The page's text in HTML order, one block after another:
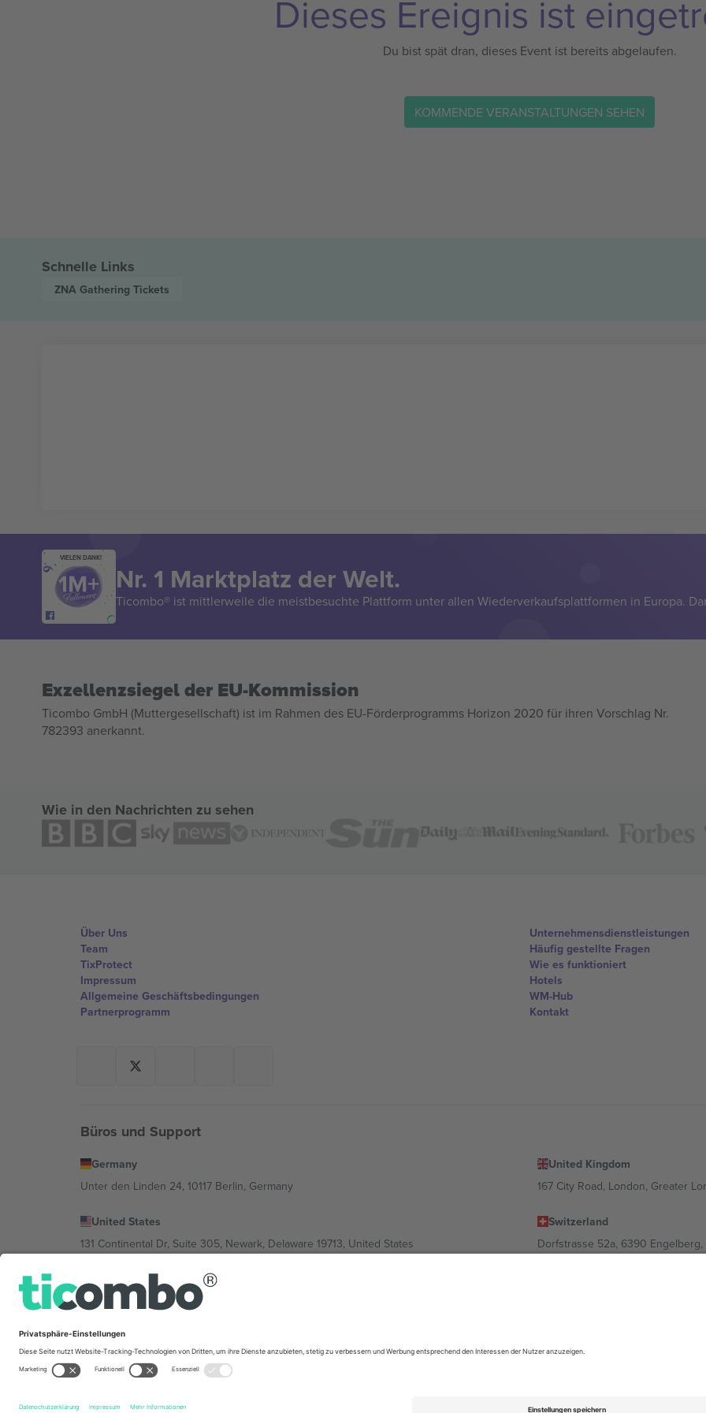
Dieses Ereignis ist
Du bist spät dran, dieses Event ist bereits abgelaufen.
KOMMENDE VERANSTALTUNGEN SEHEN
Schnelle Links
ZNA Gathering Tickets
VIELEN DANK!
Nr. 1 Marktplatz der Welt.
Ticombo® ist mittlerweile die meistbesuchte Plattform unter allen Wiederverkaufsplattformen in Europa.
Exzellenzsiegel der EU-Kommission
Ticombo GmbH (Muttergesellschaft) ist im Rahmen des EU-Förderprogramms Horizon 2020 für ihren Vorschlag Nr.
782393 anerkannt.
Wie in den Nachrichten zu sehen
Über Uns
Team
TixProtect
Impressum
Allgemeine Geschäftsbedingungen
Partnerprogramm
Unternehmensdienstleistungen
Häufig gestellte Fragen
Wie es funktioniert
Hotels
WM-Hub
Kontakt
Büros und Support
Germany
Unter den Linden 24, 10117 Berlin, Germany
United Kingdom
167 City Road, London, Greater
United States
131 Continental Dr, Suite 305, Newark, Delaware 19713, United States
Switzerland
Dorfstrasse 52a, 6390
Bulgaria
Regus Sofia City West, bul Totleben 53-55, 1606 Sofia, Bulgaria
Mexico
Av Chapultepec 360, Roma Norte, Cuauhtémoc, 06700 Ciudad de México, CDMX, Mexico
im Impressum und in den Allgemeinen Geschäftsbedingungen.,
© 2026 Ticombo. Alle Rechte